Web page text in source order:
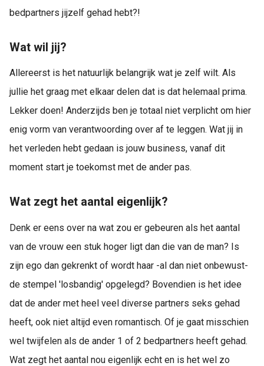
bedpartners jijzelf gehad hebt?!
Wat wil jij?
Allereerst is het natuurlijk belangrijk wat je zelf wilt. Als
jullie het graag met elkaar delen dat is dat helemaal prima.
Lekker doen! Anderzijds ben je totaal niet verplicht om hier
enig vorm van verantwoording over af te leggen. Wat jij in
het verleden hebt gedaan is jouw business, vanaf dit
moment start je toekomst met de ander pas.
Wat zegt het aantal eigenlijk?
Denk er eens over na wat zou er gebeuren als het aantal
van de vrouw een stuk hoger ligt dan die van de man? Is
zijn ego dan gekrenkt of wordt haar -al dan niet onbewust-
de stempel 'losbandig' opgelegd? Bovendien is het idee
dat de ander met heel veel diverse partners seks gehad
heeft, ook niet altijd even romantisch. Of je gaat misschien
wel twijfelen als de ander 1 of 2 bedpartners heeft gehad.
Wat zegt het aantal nou eigenlijk echt en is het wel zo